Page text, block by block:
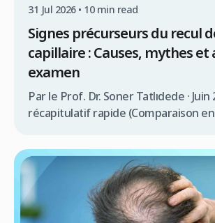
31 Jul 2026 • 10 min read
Signes précurseurs du recul
capillaire : Causes, mythes et
examen
Par le Prof. Dr. Soner Tatlıdede ·
récapitulatif rapide (Comparaison
mature (Vieillissement naturel)
recul (Alopécie androgénétique) Âge
typique De 17 à 29 ans À tout
liberté hormonale (souvent mi-20s+)
Motif Uniforme, légèrement